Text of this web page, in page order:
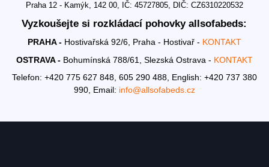
Praha 12 - Kamýk, 142 00, IČ: 45727805, DIČ: CZ6310220532
Vyzkoušejte si rozkládací pohovky allsofabeds:
PRAHA - Hostivařská 92/6, Praha - Hostivař - KONTAKT
OSTRAVA - Bohumínská 788/61, Slezská Ostrava - KONTAKT
Telefon: +420 775 627 848, 605 290 488, English: +420 737 380
990, Email: info@allsofabeds.cz